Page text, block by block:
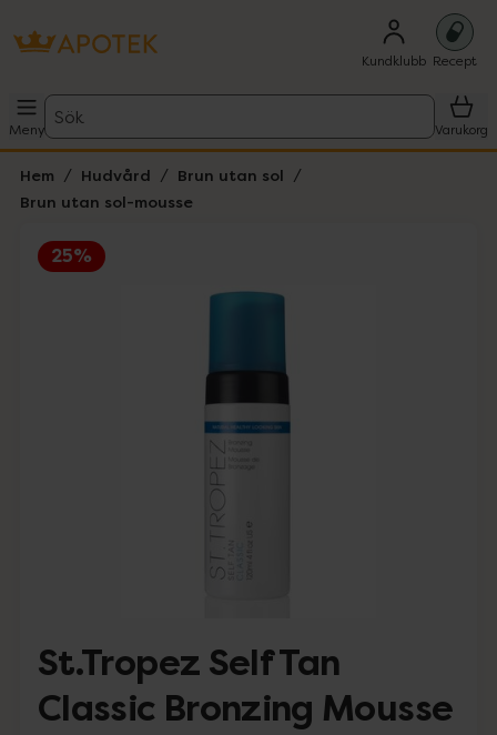
Kundklubb Recept
Meny
Sök
Varukorg
Hem Hudvård
Brun utan sol
Brun utan sol-mousse
25%
St.Tropez Self Tan
Classic Bronzing Mousse